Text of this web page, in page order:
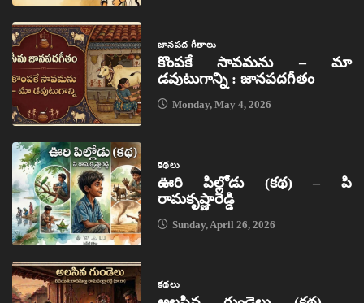
జానపద గీతాలు
కొంపకే సావమను – మా
డవుటుగాన్ని : జానపదగీతం
Monday, May 4, 2026
కథలు
ఊరి పిల్లోడు (కథ) – పి
రామకృష్ణారెడ్డి
Sunday, April 26, 2026
కథలు